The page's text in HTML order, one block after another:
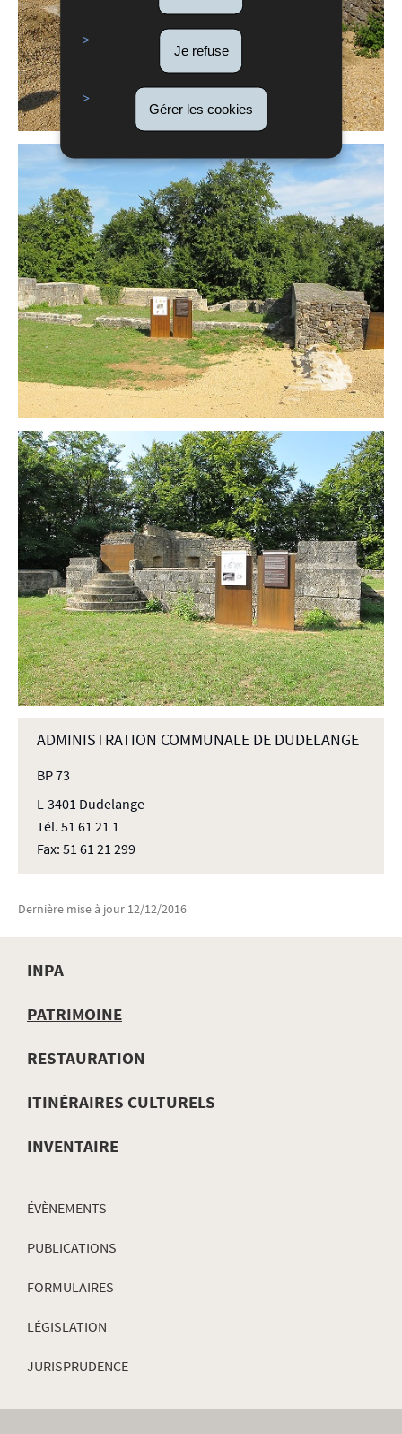
Je refuse
Gérer les cookies
ADMINISTRATION COMMUNALE DE DUDELANGE
BP 73
L-3401 Dudelange
Tél. 51 61 21 1
Fax: 51 61 21 299
Dernière mise à jour 12/12/2016
MENU
DE
INPA
PATRIMOINE
RESTAURATION
ITINÉRAIRES CULTURELS
INVENTAIRE
ÉVÈNEMENTS
PUBLICATIONS
FORMULAIRES
LÉGISLATION
JURISPRUDENCE